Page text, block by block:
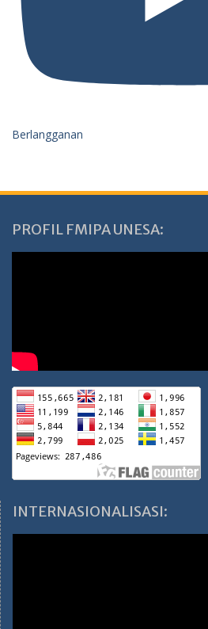
Berlangganan
PROFIL FMIPA UNESA:
INTERNASIONALISASI: